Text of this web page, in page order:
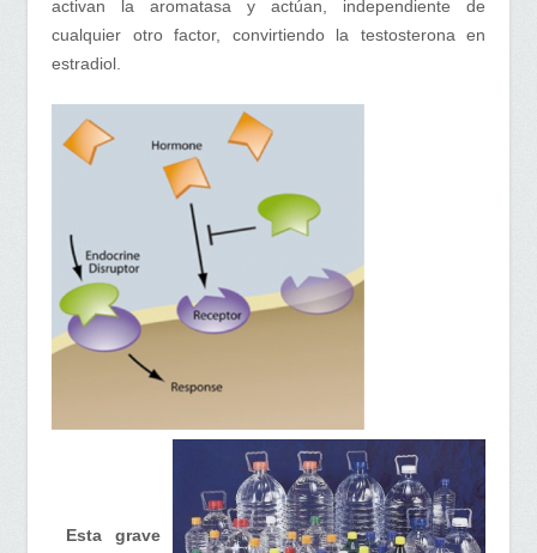
activan la aromatasa y actúan, independiente de
cualquier otro factor, convirtiendo la testosterona en
estradiol.
Esta grave